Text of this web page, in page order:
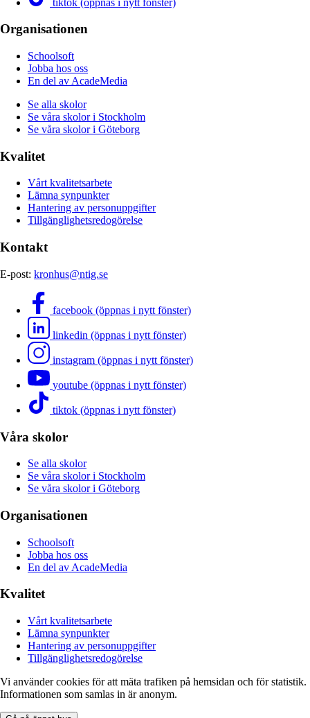
Organisationen
Schoolsoft
Jobba hos oss
En del av AcadeMedia
Se alla skolor
Se våra skolor i Stockholm
Se våra skolor i Göteborg
Kvalitet
Vårt kvalitetsarbete
Lämna synpunkter
Hantering av personuppgifter
Tillgänglighetsredogörelse
Kontakt
E-post: kronhus@ntig.se
facebook (öppnas i nytt fönster)
linkedin (öppnas i nytt fönster)
instagram (öppnas i nytt fönster)
youtube (öppnas i nytt fönster)
tiktok (öppnas i nytt fönster)
Våra skolor
Se alla skolor
Se våra skolor i Stockholm
Se våra skolor i Göteborg
Organisationen
Schoolsoft
Jobba hos oss
En del av AcadeMedia
Kvalitet
Vårt kvalitetsarbete
Lämna synpunkter
Hantering av personuppgifter
Tillgänglighetsredogörelse
Vi använder cookies för att mäta trafiken på hemsidan och för statistik.
Informationen som samlas in är anonym.